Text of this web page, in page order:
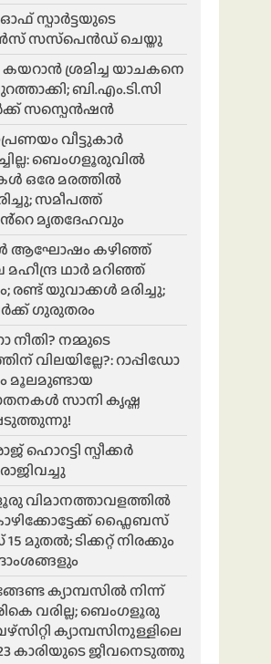
സ്പാര്‍ട്ടയുടെ
സസ്‌പെന്‍ഡ് ചെയ്തു
ശ്രമിച്ച യാചകനെ
ബി.എം.ടി.സി
സസ്പെൻഷൻ
വീട്ടുകാർ
ബെംഗളൂരുവിൽ
ഒരേ മരത്തിൽ
സമീപത്ത്
മൃതദേഹവും
ആഘോഷം കഴിഞ്ഞ്
മഹീന്ദ്ര ഥാർ മറിഞ്ഞ്
രണ്ട് യുവാക്കൾ മരിച്ചു;
ഗുരുതരം
നമ്മുടെ
വിലയില്ലേ?: റാപ്പിഡോ
മൂലമുണ്ടായ
സാനി കൃഷ്ണ
ഹൊറട്ടി സ്പീക്കർ
വിമാനത്താവളത്തിൽ
ഫ്ലൈബസ്
മുതൽ; ടിക്കറ്റ് നിരക്കും
ക്യാമ്പസിൽ നിന്ന്
വരില്ല; ബെംഗളൂരു
ക്യാമ്പസിനുള്ളിലെ
കാരിയുടെ ജീവനെടുത്തു